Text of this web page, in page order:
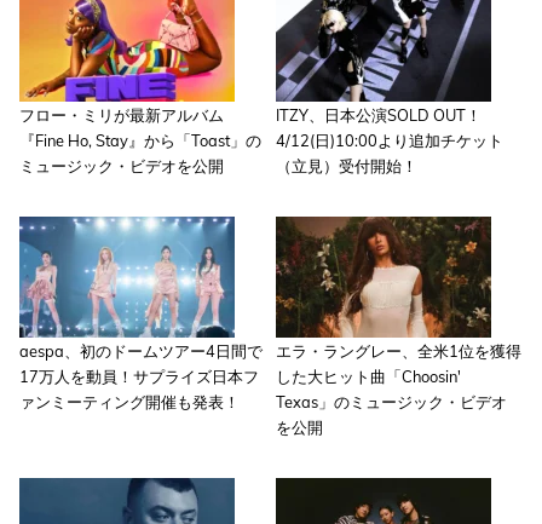
フロー・ミリが最新アルバム
『Fine Ho, Stay』から「Toast」の
ミュージック・ビデオを公開
ITZY、日本公演SOLD OUT！
4/12(日)10:00より追加チケット
（立見）受付開始！
aespa、初のドームツアー4日間で
17万人を動員！サプライズ日本フ
ァンミーティング開催も発表！
エラ・ラングレー、全米1位を獲得
した大ヒット曲「Choosin'
Texas」のミュージック・ビデオ
を公開